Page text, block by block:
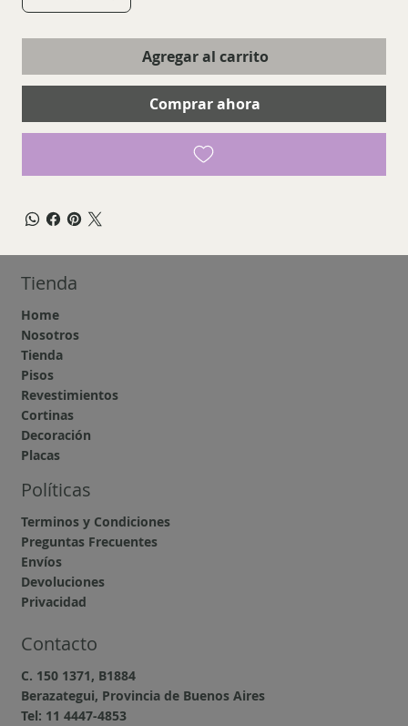
Agregar al carrito
Comprar ahora
Tienda
Home
Nosotros
Tienda
Pisos
Revestimientos
Cortinas
Decoración
Placas
Políticas
Terminos y Condiciones
Preguntas Frecuentes
Envíos
Devoluciones
Privacidad
Contacto
C. 150 1371, B1884
Berazategui, Provincia de Buenos Aires
Tel: 11 4447-4853